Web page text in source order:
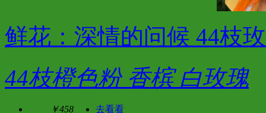
鲜花：深情的问候 44枝
44枝橙色粉 香槟 白玫瑰
￥458 去看看